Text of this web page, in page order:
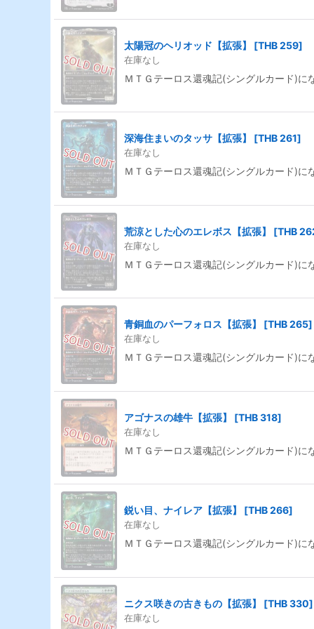
太陽冠のヘリオッド【拡張】 [THB 259]
在庫なし
ＭＴＧテーロス還魂記(シングルカード)に
深海住まいのタッサ【拡張】 [THB 261]
在庫なし
ＭＴＧテーロス還魂記(シングルカード)に
荒涼とした心のエレボス【拡張】 [THB
在庫なし
ＭＴＧテーロス還魂記(シングルカード)に
青銅血のパーフォロス【拡張】 [THB 265]
在庫なし
ＭＴＧテーロス還魂記(シングルカード)に
アゴナスの雄牛【拡張】 [THB 318]
在庫なし
ＭＴＧテーロス還魂記(シングルカード)に
鋭い目、ナイレア【拡張】 [THB 266]
在庫なし
ＭＴＧテーロス還魂記(シングルカード)に
ニクス咲きの古きもの【拡張】 [THB 330]
在庫なし